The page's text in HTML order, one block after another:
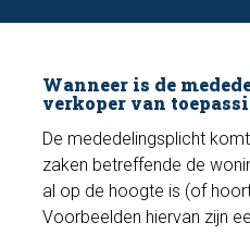
Wanneer is de
verkoper van
De mededelingsplicht
zaken betreffende de
al op de hoogte is (of
Voorbeelden hiervan zijn